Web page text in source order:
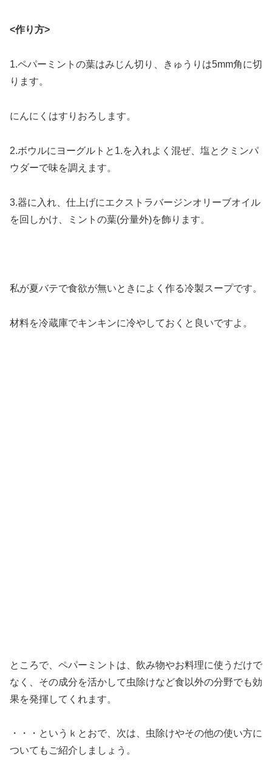
<作り方>
1.ペパーミントの葉はみじん切り、きゅうりは5mm角に切
ります。
にんにくはすりおろします。
2.ボウルにヨーグルトと1.を入れよく混ぜ、塩とクミンパ
ウダーで味を調えます。
3.器に入れ、仕上げにエクストラバージンオリーブオイル
を回しかけ、ミントの葉(分量外)を飾ります。
私が夏バテで食欲が無いときによく作る冷製スープです。
材料を冷蔵庫でキンキンに冷やしておくと良いですよ。
ところで、ペパーミントは、飲み物やお料理に使うだけで
なく、その成分を活かして虫除けなど食以外の分野でも効
果を発揮してくれます。
・・・というｋとおで、次は、虫除けやその他の使い方に
ついてもご紹介しましょう。